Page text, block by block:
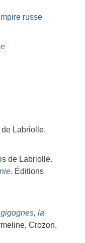
russe
Labriolle.
de Labriolle.
. Éditions
la
Crozon,